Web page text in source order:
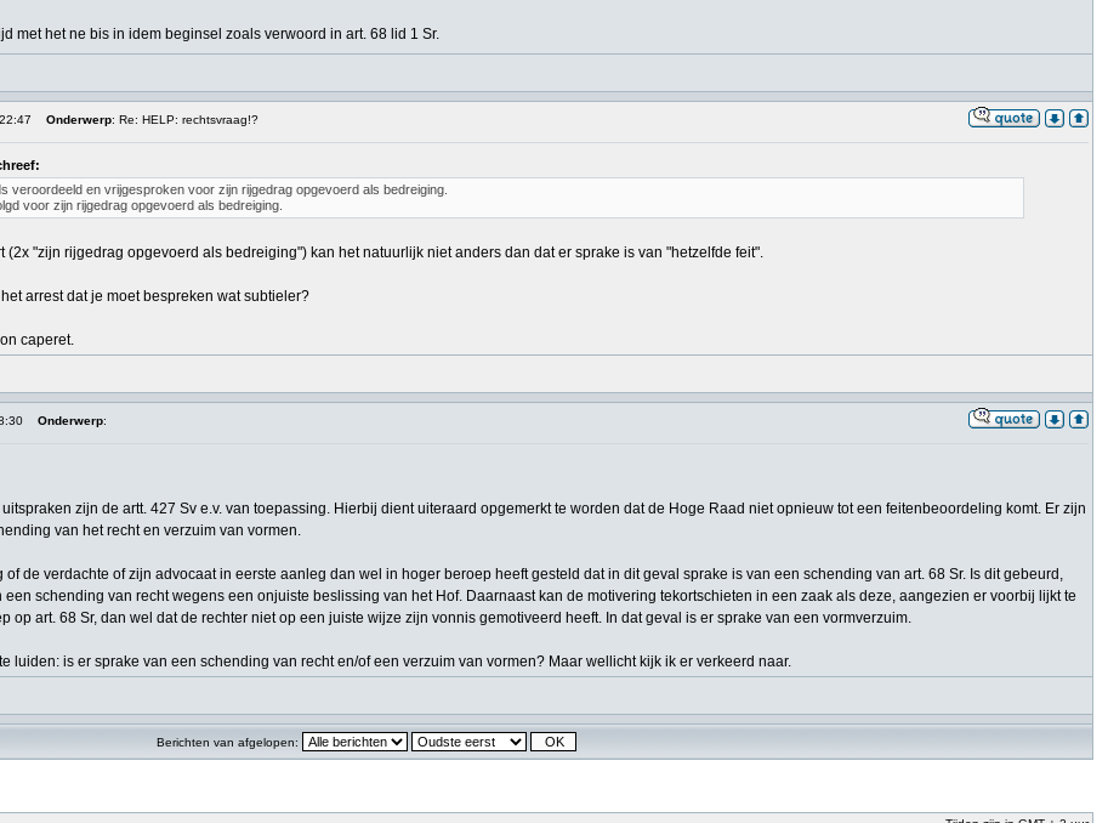
met het ne bis in idem beginsel zoals verwoord in art. 68 lid 1 Sr.
Onderwerp: Re: HELP: rechtsvraag!?
veroordeeld en vrijgesproken voor zijn rijgedrag opgevoerd als bedreiging.
voor zijn rijgedrag opgevoerd als bedreiging.
(2x "zijn rijgedrag opgevoerd als bedreiging") kan het natuurlijk niet anders dan dat er sprake is van "hetzelfde feit".
arrest dat je moet bespreken wat subtieler?
caperet.
Onderwerp:
zijn de artt. 427 Sv e.v. van toepassing. Hierbij dient uiteraard opgemerkt te worden dat de Hoge Raad niet opnieuw tot een feitenbeoordeling komt. Er zijn
van het recht en verzuim van vormen.
of de verdachte of zijn advocaat in eerste aanleg dan wel in hoger beroep heeft gesteld dat in dit geval sprake is van een schending van art. 68 Sr. Is dit gebeurd,
schending van recht wegens een onjuiste beslissing van het Hof. Daarnaast kan de motivering tekortschieten in een zaak als deze, aangezien er voorbij lijkt te
op art. 68 Sr, dan wel dat de rechter niet op een juiste wijze zijn vonnis gemotiveerd heeft. In dat geval is er sprake van een vormverzuim.
luiden: is er sprake van een schending van recht en/of een verzuim van vormen? Maar wellicht kijk ik er verkeerd naar.
Berichten van afgelopen: